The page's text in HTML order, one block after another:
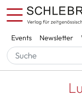
Direkt zum Inhalt
Services
Events Newsletter